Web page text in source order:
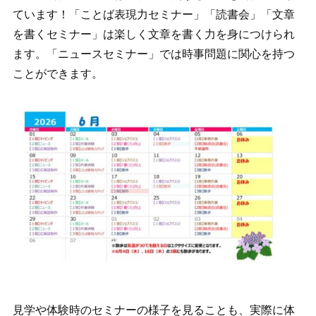
ています！「ことば表現力セミナー」「読書会」「文章
を書くセミナー」は楽しく文章を書く力を身につけられ
ます。「ニュースセミナー」では時事問題に関心を持つ
ことができます。
見学や体験時のセミナーの様子を見ることも、実際に体